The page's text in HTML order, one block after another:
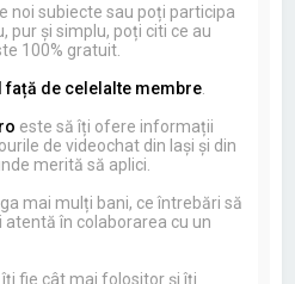
noi subiecte sau poți participa
pur și simplu, poți citi ce au
100% gratuit.
față de celelalte membre
este să îți ofere informații
de videochat din Iași și din
merită să aplici.
mai mulți bani, ce întrebări să
atentă în colaborarea cu un
fie cât mai folositor și îți